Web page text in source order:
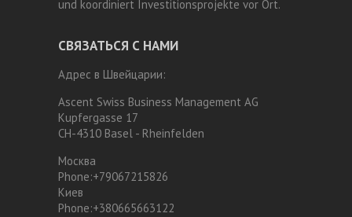
und koordiniert Investitionsprojekte vor Ort.
СВЯЗАТЬСЯ С НАМИ
Адрес в Швейцарии:
Ascent Swiss Business Management AG
Kupfergasse 17
CH-4310 Basel - Rheinfelden
Москва
Phone:+79067215826
Киев
Phone:+380665663122